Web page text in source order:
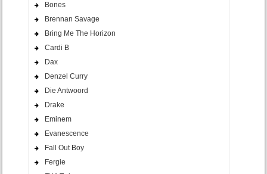
Bones
Brennan Savage
Bring Me The Horizon
Cardi B
Dax
Denzel Curry
Die Antwoord
Drake
Eminem
Evanescence
Fall Out Boy
Fergie